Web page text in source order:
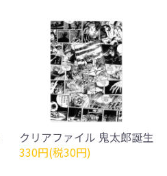
クリアファイル 鬼太郎誕生
330円(税30円)